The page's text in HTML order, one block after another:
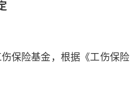
保险基金，根据《工伤保险